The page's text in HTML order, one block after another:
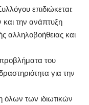
επιδιώκεται:
την ανάπτυξη
αλληλοβοήθειας και
του
για την
των ιδιωτικών